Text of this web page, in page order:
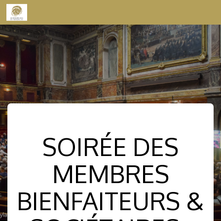
Skip to content
SOIRÉE DES
MEMBRES
BIENFAITEURS &